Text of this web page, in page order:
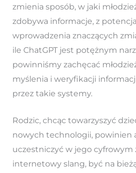
zmienia sposób, w jaki
zdobywa informacje, z
wprowadzenia znaczących
ile ChatGPT jest potężnym
powinniśmy zachęcać
myślenia i weryfikacji
przez takie systemy.
Rodzic, chcąc towarzyszyć
nowych technologii, powinien
uczestniczyć w jego cyfrowym
internetowy slang, być na